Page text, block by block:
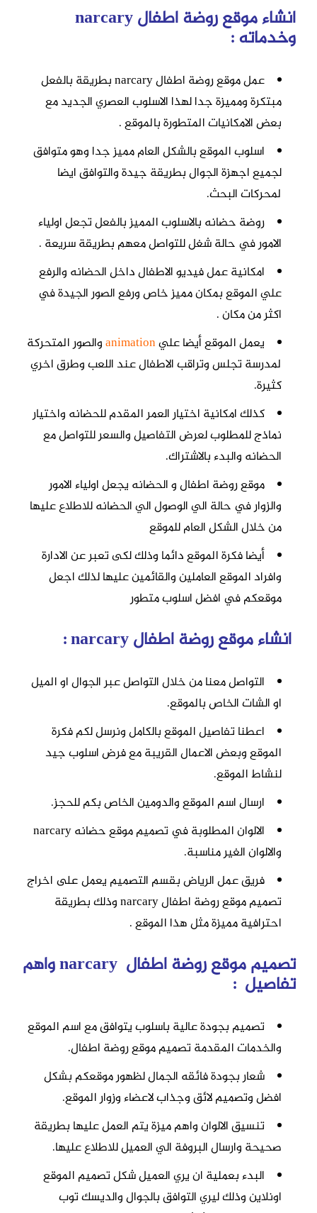
انشاء موقع روضة اطفال narcary
وخدماته :
عمل موقع روضة اطفال narcary بطريقة بالفعل
مبتكرة ومميزة جدا لهذا الاسلوب العصري الجديد مع
بعض الامكانيات المتطورة بالموقع .
اسلوب الموقع بالشكل العام مميز جدا وهو متوافق
لجميع اجهزة الجوال بطريقة جيدة والتوافق ايضا
لمحركات البحث.
روضة حضانه بالاسلوب المميز بالفعل تجعل اولياء
الامور في حالة شغل للتواصل معهم بطريقة سريعة .
امكانية عمل فيديو الاطفال داخل الحضانه والرفع
علي الموقع بمكان مميز خاص ورفع الصور الجيدة في
اكثر من مكان .
يعمل الموقع أيضا عليanimationوالصور المتحركة
لمدرسة تجلس وتراقب الاطفال عند اللعب وطرق اخري
كثيرة.
كذلك امكانية اختيار العمر المقدم للحضانه واختيار
نماذج للمطلوب لعرض التفاصيل والسعر للتواصل مع
الحضانه والبدء بالاشتراك.
موقع روضة اطفال و الحضانه يجعل اولياء الامور
والزوار في حالة الي الوصول الي الحضانه للاطلاع عليها
من خلال الشكل العام للموقع
أيضا فكرة الموقع دائما وذلك لكى تعبر عن الادارة
وافراد الموقع العاملين والقائمين عليها لذلك اجعل
موقعكم في افضل اسلوب متطور
انشاء موقع روضة اطفال narcary :
التواصل معنا من خلالالتواصلعبر الجوال او الميل
او الشات الخاص بالموقع.
اعطنا تفاصيل الموقع بالكامل ونرسل لكم فكرة
الموقع وبعض الاعمال القريبة مع فرض اسلوب جيد
لنشاط الموقع.
ارسال اسم الموقع والدومين الخاص بكم للحجز.
الالوان المطلوبة فيتصميم موقع حضانهnarcary
والالوان الغير مناسبة.
فريق عمل الرياض بقسم التصميم يعمل على اخراج
تصميم موقع روضة
اطفال narcary وذلك بطريقة
احترافية مميزة مثل هذا الموقع .
تصميم موقع روضة اطفال narcary واهم
تفاصيل :
تصميم بجودة عالية باسلوب يتوافق مع اسم الموقع
والخدمات المقدمةتصميم موقع روضة اطفال.
شعار بجودة فائقه الجمال لظهور موقعكم بشكل
افضل وتصميم لائق وجذاب لاعضاء وزوار الموقع.
تنسيق الالوان واهم ميزة يتم العمل عليها بطريقة
صحيحة وارسال البروفة الي العميل للاطلاع عليها.
البدء بعملية ان يري العميل شكلتصميم الموقع
اونلاين وذلك ليري التوافق بالجوال والديسك توب